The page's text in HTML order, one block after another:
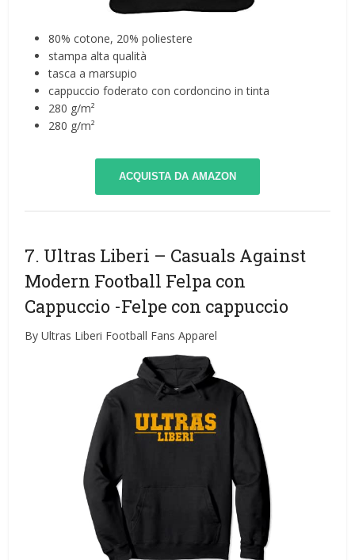
80% cotone, 20% poliestere
stampa alta qualità
tasca a marsupio
cappuccio foderato con cordoncino in tinta
280 g/m²
280 g/m²
ACQUISTA DA AMAZON
7. Ultras Liberi – Casuals Against
Modern Football Felpa con
Cappuccio -Felpe con cappuccio
By Ultras Liberi Football Fans Apparel